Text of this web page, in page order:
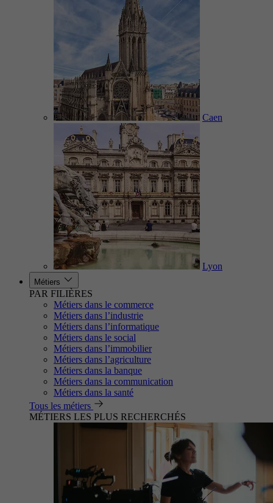
Caen
Lyon
Métiers
PAR FILIÈRES
Métiers dans le commerce
Métiers dans l’industrie
Métiers dans l’informatique
Métiers dans le social
Métiers dans l’immobilier
Métiers dans l’agriculture
Métiers dans la banque
Métiers dans la communication
Métiers dans la santé
Tous les métiers
MÉTIERS LES PLUS RECHERCHÉS